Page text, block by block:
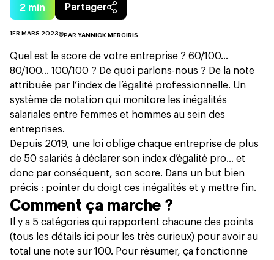
2 min Partager
1ER MARS 2023 PAR YANNICK MERCIRIS
Quel est le score de votre entreprise ? 60/100…
80/100… 100/100 ? De quoi parlons-nous ? De la note
attribuée par l’index de l’égalité professionnelle. Un
système de notation qui monitore les inégalités
salariales entre femmes et hommes au sein des
entreprises.
Depuis 2019, une loi oblige chaque entreprise de plus
de 50 salariés à déclarer son index d’égalité pro… et
donc par conséquent, son score. Dans un but bien
précis : pointer du doigt ces inégalités et y mettre fin.
Comment ça marche ?
Il y a 5 catégories qui rapportent chacune des points
(tous les détails ici pour les très curieux) pour avoir au
total une note sur 100. Pour résumer, ça fonctionne